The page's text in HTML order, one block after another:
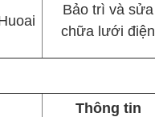
Bảo trì và sửa
chữa lưới điện
Thông tin